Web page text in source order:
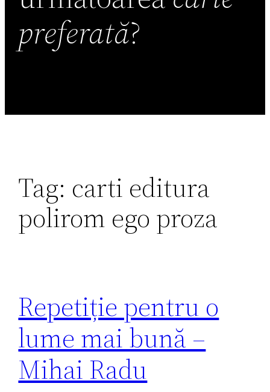
preferată?
Tag: carti editura
polirom ego proza
Repetiție pentru o
lume mai bună –
Mihai Radu